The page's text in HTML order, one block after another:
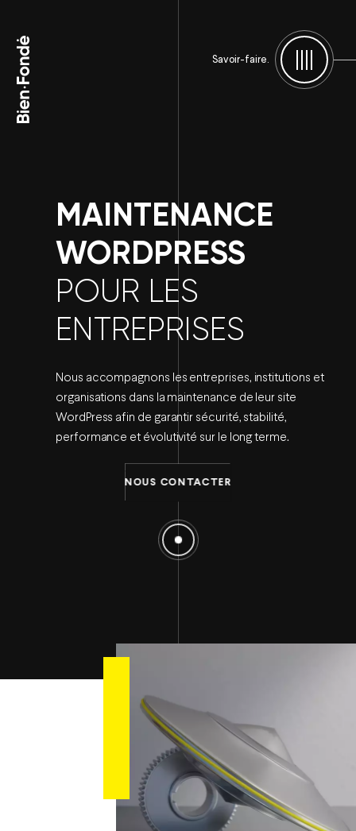
Menu
MAINTENANCE
WORDPRESS
POUR LES
ENTREPRISES
Nous accompagnons les entreprises, institutions et
organisations dans la maintenance de leur site
WordPress afin de garantir sécurité, stabilité,
performance et évolutivité sur le long terme.
NOUS CONTACTER
Savoir-faire.